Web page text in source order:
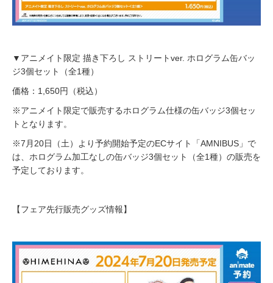
▼アニメイト限定 描き下ろし ストリートver. ホログラム缶バッ
ジ3個セット（全1種）
価格：1,650円（税込）
※アニメイト限定で販売するホログラム仕様の缶バッジ3個セッ
トとなります。
※7月20日（土）より予約開始予定のECサイト「AMNIBUS」で
は、ホログラム加工なしの缶バッジ3個セット（全1種）の販売を
予定しております。
【フェア先行販売グッズ情報】